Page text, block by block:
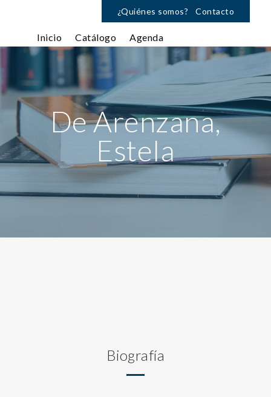
¿Quiénes somos? Contacto
Inicio Catálogo Agenda
De Arenzana,
Estela
Biografía